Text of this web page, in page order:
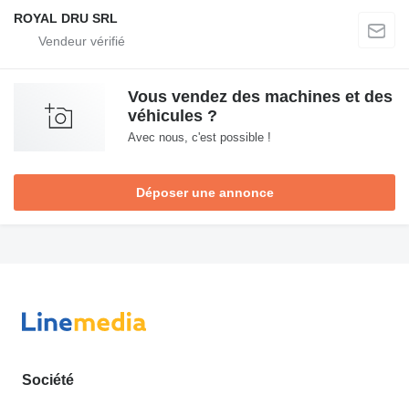
ROYAL DRU SRL
Vous vendez des machines et des
véhicules ?
Avec nous, c'est possible !
Déposer une annonce
Société